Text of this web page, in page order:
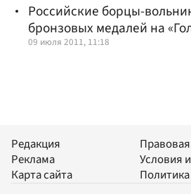
Российские борцы-
бронзовых медалей на
09 июля 2011, 11:18
Редакция
Реклама
Карта сайта
Условия